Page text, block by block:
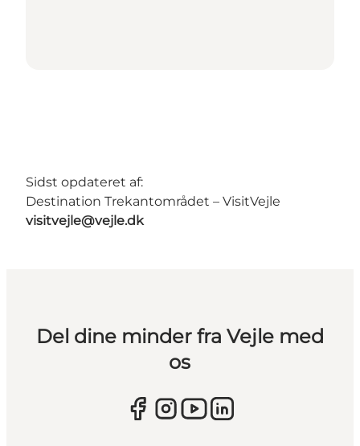
Sidst opdateret af:
Destination Trekantområdet – VisitVejle
visitvejle@vejle.dk
Del dine minder fra Vejle med
os